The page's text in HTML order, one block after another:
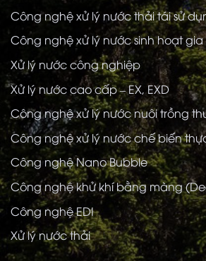
Công nghệ xử lý nước thải tái sử
Công nghệ xử lý nước sinh hoạt
Xử lý nước công nghiệp
Xử lý nước cao cấp – EX, EXD
Công nghệ xử lý nước nuôi trồng
Công nghệ xử lý nước chế biến
Công nghệ Nano Bubble
Công nghệ khử khí bằng màng
Công nghệ EDI
Xử lý nước thải